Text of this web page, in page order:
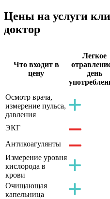
Цены на услуги
доктор
Что входит в
цену
Легкое
день
Осмотр врача,
измерение пульса,
давления
ЭКГ
Антикоагулянты
Измерение уровня
кислорода в
крови
Очищающая
капельница